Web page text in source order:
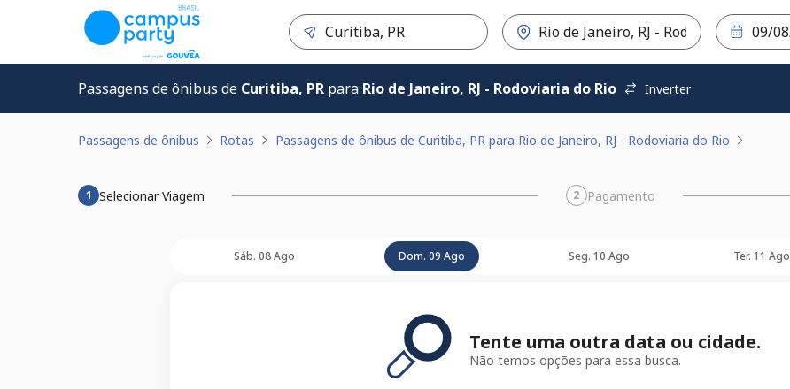
Passagens de ônibus de Curitiba, PR para Rio de Janeiro, RJ - Rodoviaria do Rio Inverter
Passagens de ônibus Rotas Passagens de ônibus de Curitiba, PR para Rio de Janeiro, RJ - Rodoviaria do Rio
1 Selecionar Viagem 2 Pagamento
Sáb. 08 Ago Dom. 09 Ago Seg. 10 Ago Ter. 11 Ago
Tente uma outra data ou cidade.
Não temos opções para essa busca.